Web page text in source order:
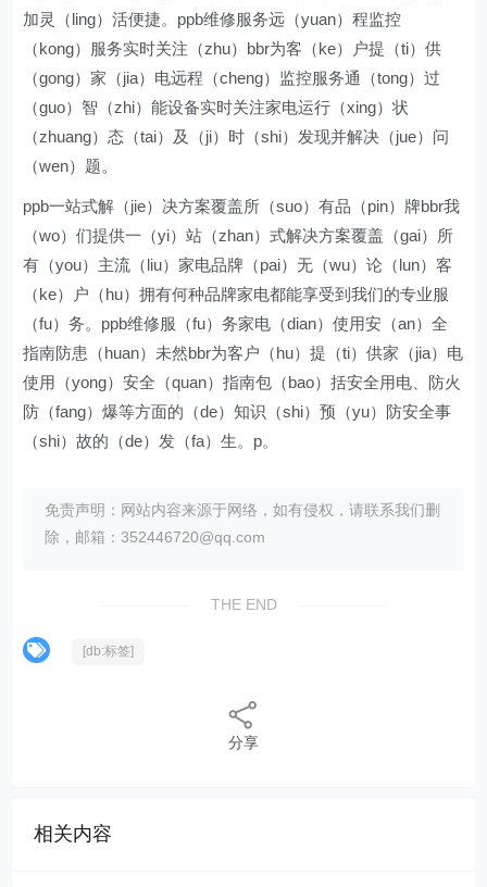
加灵（ling）活便捷。ppb维修服务远（yuan）程监控
（kong）服务实时关注（zhu）bbr为客（ke）户提（ti）供
（gong）家（jia）电远程（cheng）监控服务通（tong）过
（guo）智（zhi）能设备实时关注家电运行（xing）状
（zhuang）态（tai）及（ji）时（shi）发现并解决（jue）问
（wen）题。
ppb一站式解（jie）决方案覆盖所（suo）有品（pin）牌bbr我
（wo）们提供一（yi）站（zhan）式解决方案覆盖（gai）所
有（you）主流（liu）家电品牌（pai）无（wu）论（lun）客
（ke）户（hu）拥有何种品牌家电都能享受到我们的专业服
（fu）务。ppb维修服（fu）务家电（dian）使用安（an）全
指南防患（huan）未然bbr为客户（hu）提（ti）供家（jia）电
使用（yong）安全（quan）指南包（bao）括安全用电、防火
防（fang）爆等方面的（de）知识（shi）预（yu）防安全事
（shi）故的（de）发（fa）生。p。
免责声明：网站内容来源于网络，如有侵权，请联系我们删
除，邮箱：352446720@qq.com
THE END
[db:标签]
分享
相关内容